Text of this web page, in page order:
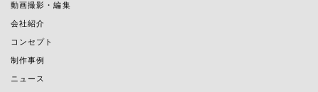
動画撮影・編集
会社紹介
コンセプト
制作事例
ニュース